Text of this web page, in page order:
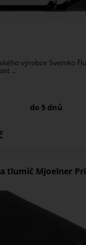
výrobce Svemko
...
do 5 dnů
tlumič Mjoelner